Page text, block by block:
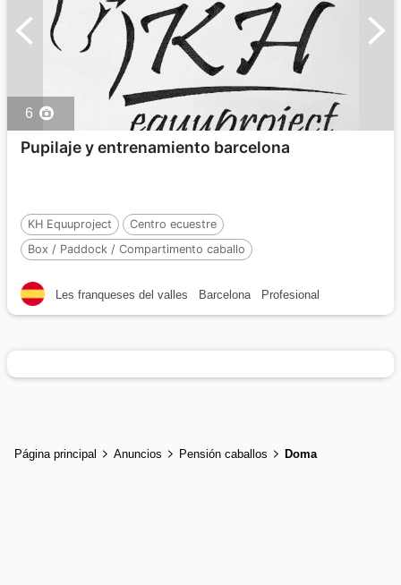
6
Pupilaje y entrenamiento barcelona
KH Equuproject
Centro ecuestre
Box / Paddock / Compartimento caballo
Les franqueses del valles
Barcelona Profesional
Página principal Anuncios Pensión caballos Doma